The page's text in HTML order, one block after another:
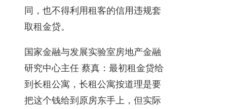
同，也不得利用租客的信用违规套
取租金贷。
国家金融与发展实验室房地产金融
研究中心主任 蔡真：最初租金贷给
到长租公寓，长租公寓按道理是要
把这个钱给到原房东手上，但实际